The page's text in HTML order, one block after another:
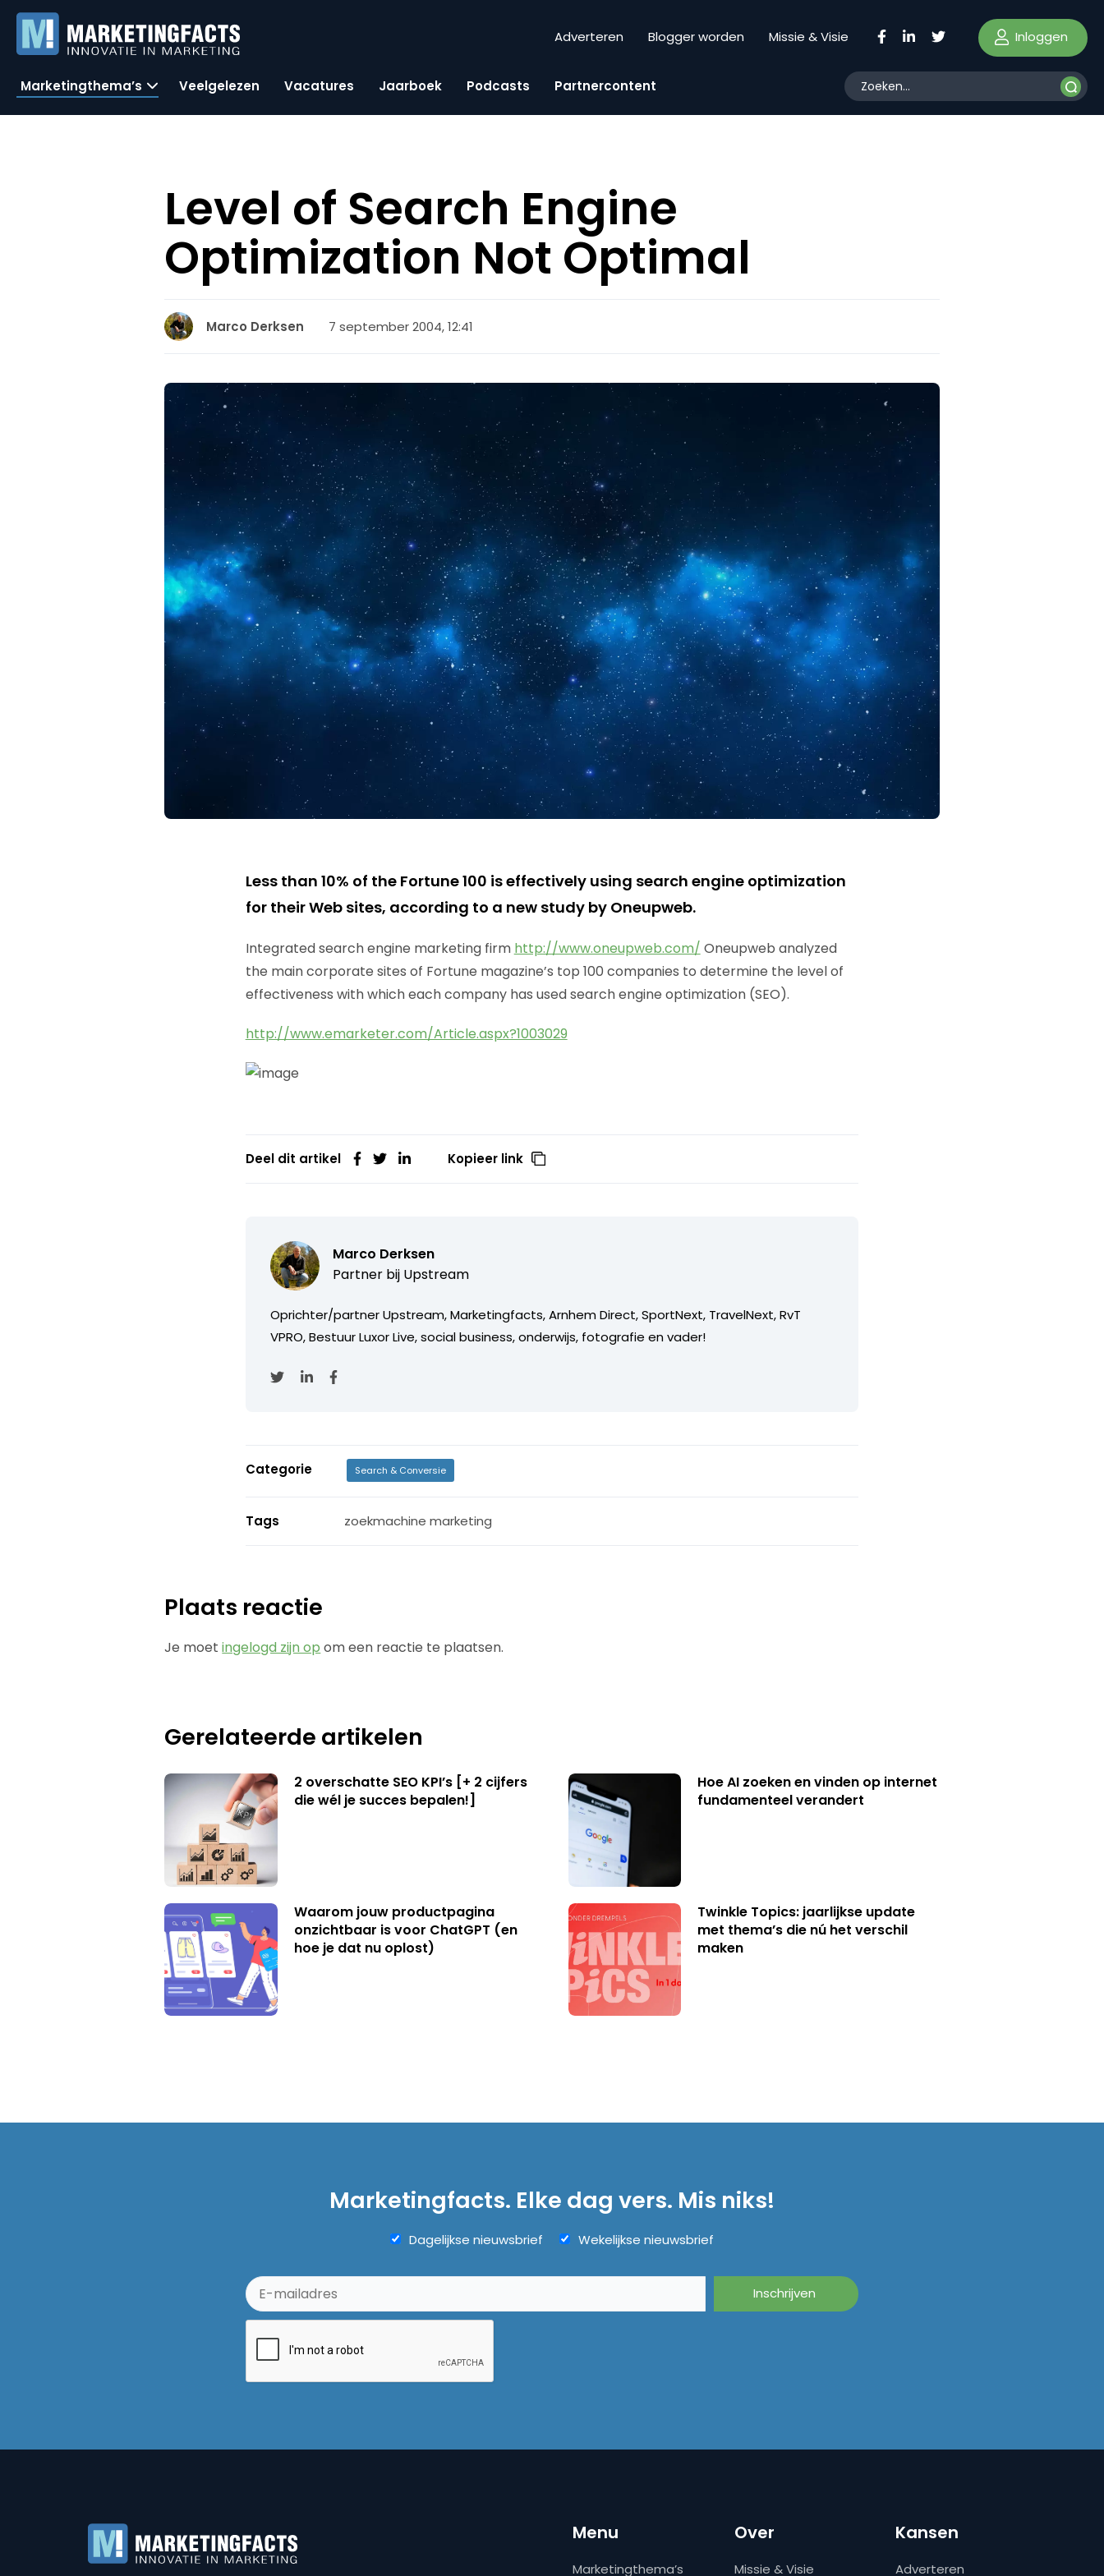
Adverteren Blogger worden Missie & Visie Inloggen
Marketingthema’s Veelgelezen Vacatures Jaarboek Podcasts Partnercontent
Level of Search Engine
Optimization Not Optimal
Marco Derksen 7 september 2004, 12:41
Less than 10% of the Fortune 100 is effectively using search engine optimization
for their Web sites, according to a new study by Oneupweb.
Integrated search engine marketing firm http://www.oneupweb.com/ Oneupweb analyzed
the main corporate sites of Fortune magazine’s top 100 companies to determine the level of
effectiveness with which each company has used search engine optimization (SEO).
http://www.emarketer.com/Article.aspx?1003029
Deel dit artikel Kopieer link
Marco Derksen
Partner bij Upstream
Oprichter/partner Upstream, Marketingfacts, Arnhem Direct, SportNext, TravelNext, RvT
VPRO, Bestuur Luxor Live, social business, onderwijs, fotografie en vader!
Categorie Search & Conversie
Tags zoekmachine marketing
Plaats reactie
Je moetingelogd zijn op om een reactie te plaatsen.
Gerelateerde artikelen
2 overschatte SEO KPI’s [+ 2 cijfers
die wél je succes bepalen!]
Hoe AI zoeken en vinden op internet
fundamenteel verandert
Waarom jouw productpagina
onzichtbaar is voor ChatGPT (en
hoe je dat nu oplost)
Twinkle Topics: jaarlijkse update
met thema’s die nú het verschil
maken
Marketingfacts. Elke dag vers. Mis niks!
Dagelijkse nieuwsbrief Wekelijkse nieuwsbrief
Menu
Marketingthema’s
Over
Missie & Visie
Kansen
Adverteren